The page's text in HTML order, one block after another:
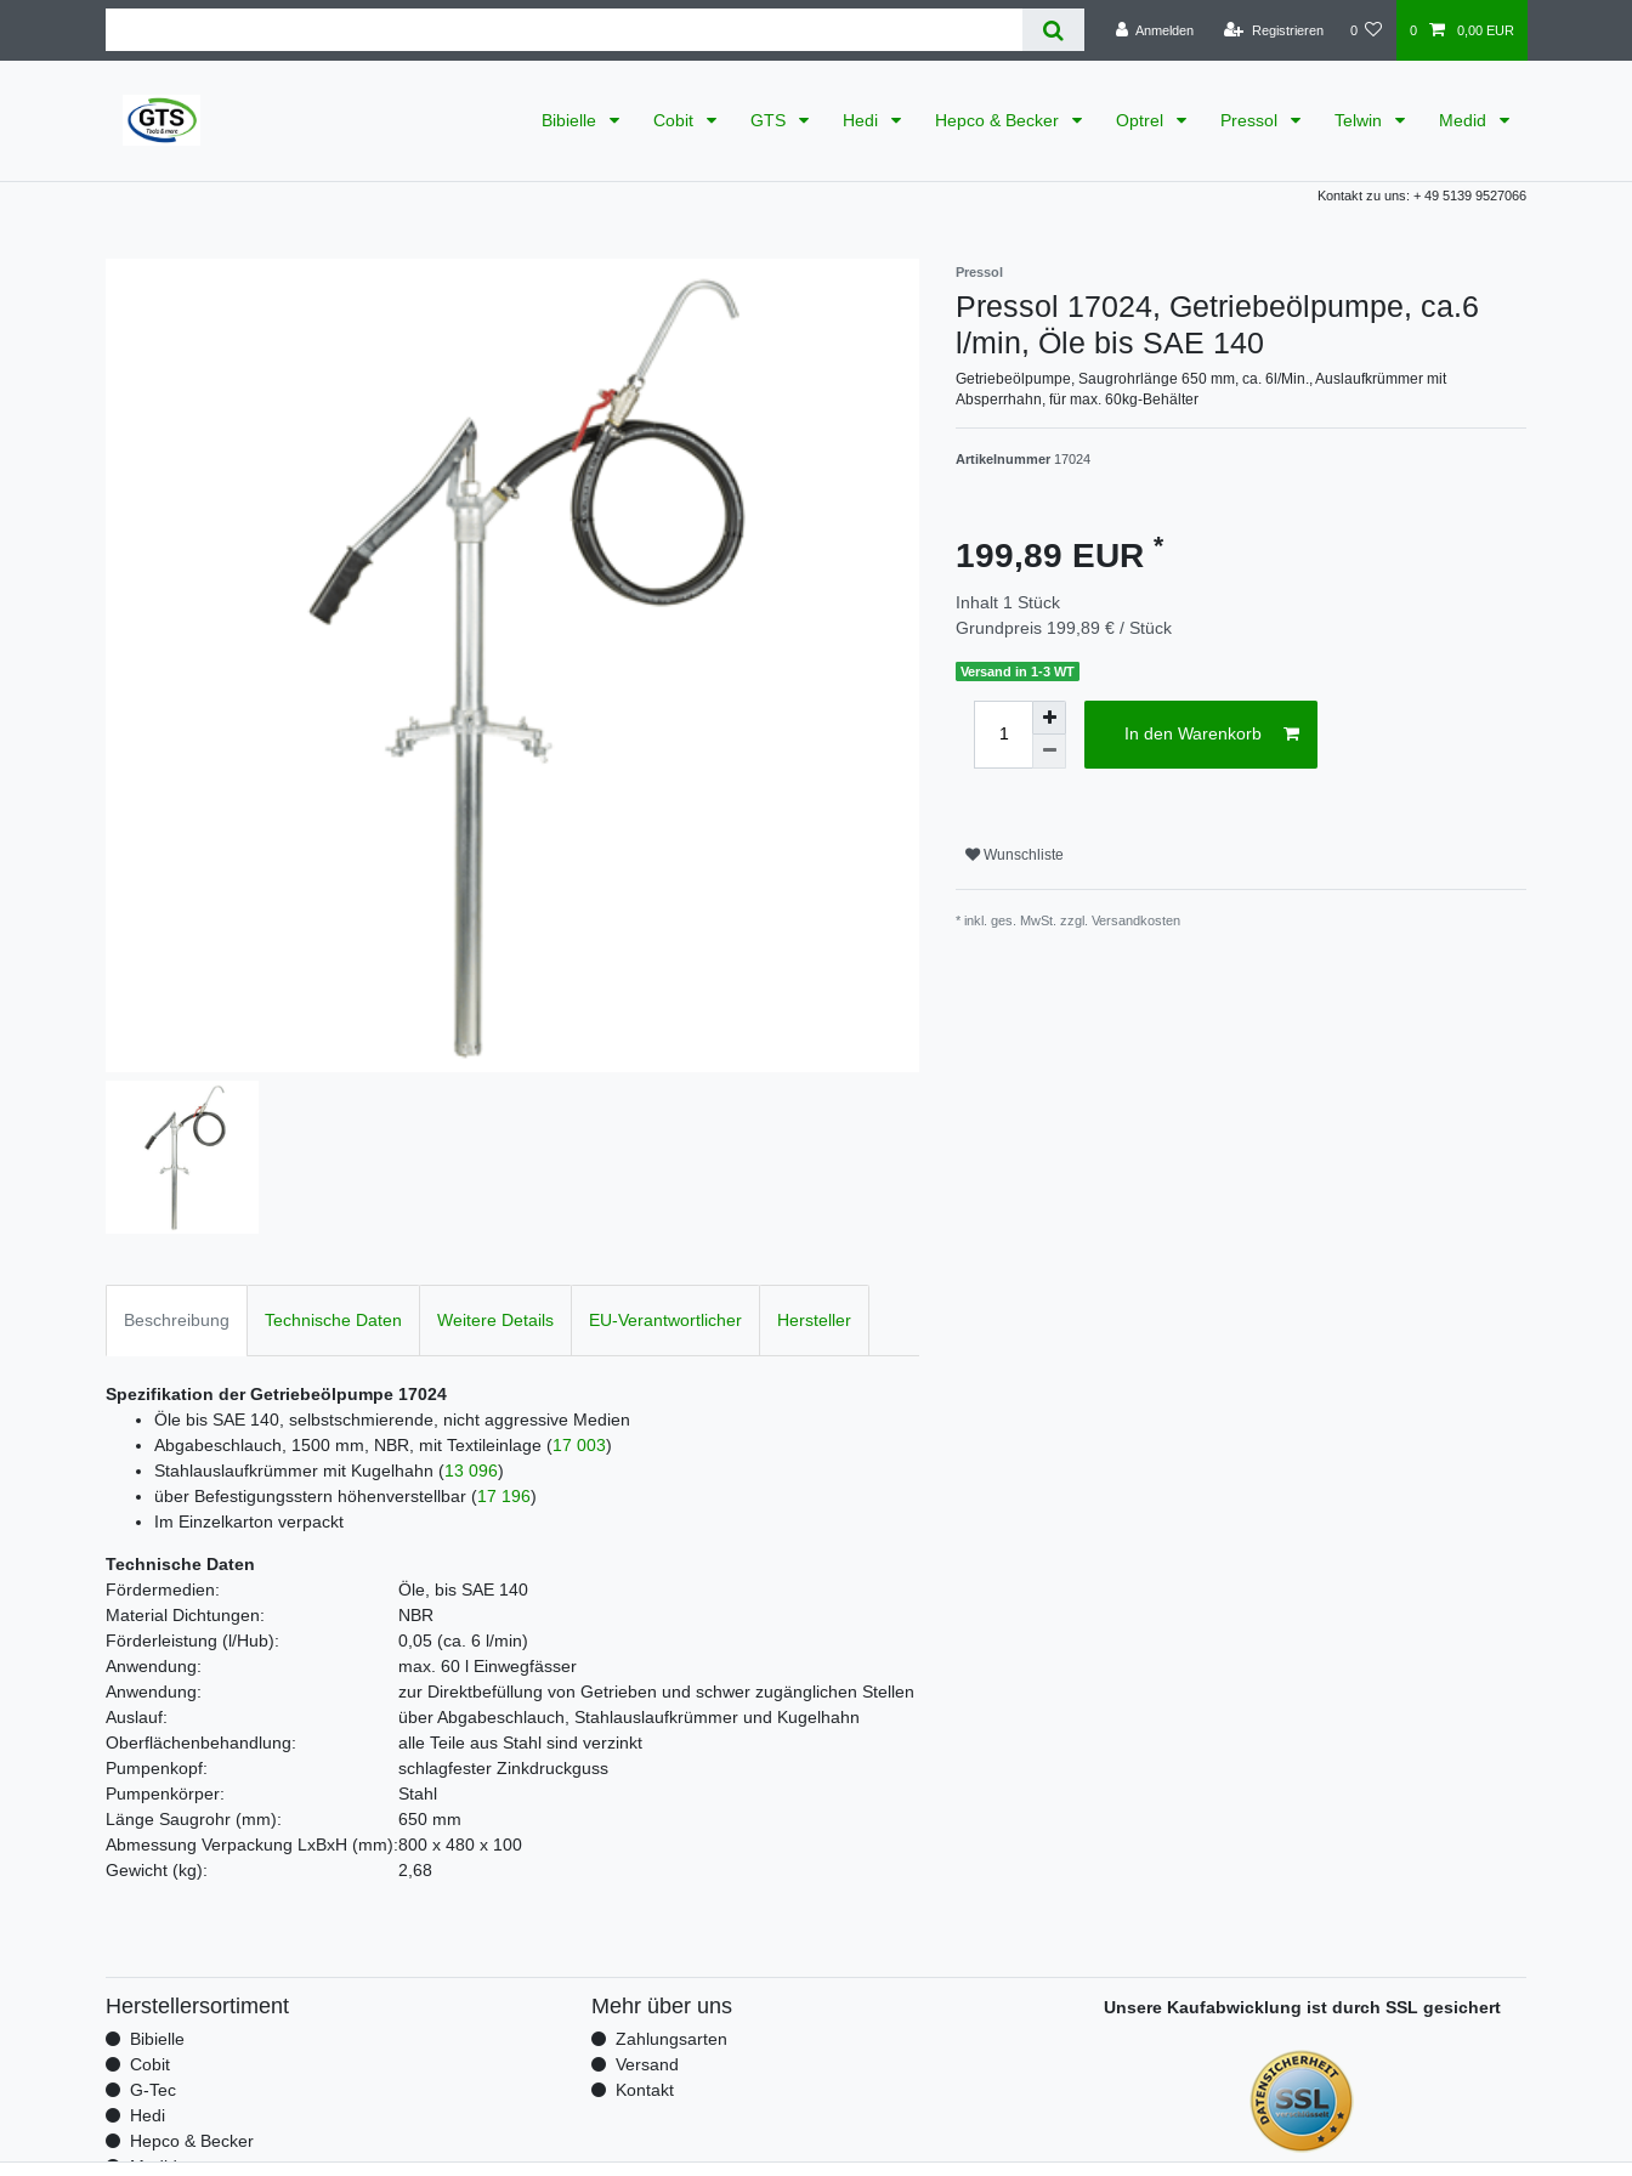
Anmelden Registrieren 0 0 0,00 EUR
Bibielle Cobit GTS Hedi Hepco & Becker Optrel Pressol Telwin Medid
Kontakt zu uns: + 49 5139 9527066
Pressol
Pressol 17024, Getriebeölpumpe, ca.6
l/min, Öle bis SAE 140
Getriebeölpumpe, Saugrohrlänge 650 mm, ca. 6l/Min., Auslaufkrümmer mit
Absperrhahn, für max. 60kg-Behälter
Artikelnummer 17024
199,89 EUR *
Inhalt 1 Stück
Grundpreis 199,89 € / Stück
Versand in 1-3 WT
In den Warenkorb
Wunschliste
* inkl. ges. MwSt. zzgl. Versandkosten
Beschreibung Technische Daten Weitere Details EU-Verantwortlicher Hersteller
Spezifikation der Getriebeölpumpe 17024
Öle bis SAE 140, selbstschmierende, nicht aggressive Medien
Abgabeschlauch, 1500 mm, NBR, mit Textileinlage (17 003)
Stahlauslaufkrümmer mit Kugelhahn (13 096)
über Befestigungsstern höhenverstellbar (17 196)
Im Einzelkarton verpackt
Technische Daten
Fördermedien:
Öle, bis SAE 140
Material Dichtungen:
NBR
Förderleistung (l/Hub):
0,05 (ca. 6 l/min)
Anwendung:
max. 60 l Einwegfässer
Anwendung:
zur Direktbefüllung von Getrieben und schwer zugänglichen Stellen
Auslauf:
über Abgabeschlauch, Stahlauslaufkrümmer und Kugelhahn
Oberflächenbehandlung:
alle Teile aus Stahl sind verzinkt
Pumpenkopf:
schlagfester Zinkdruckguss
Pumpenkörper:
Stahl
Länge Saugrohr (mm):
650 mm
Abmessung Verpackung LxBxH (mm):800 x 480 x 100
Gewicht (kg): 2,68
Herstellersortiment
Bibielle
Cobit
G-Tec
Hedi
Hepco & Becker
Medid
Mehr über uns
Zahlungsarten
Versand
Kontakt
Unsere Kaufabwicklung ist durch SSL gesichert